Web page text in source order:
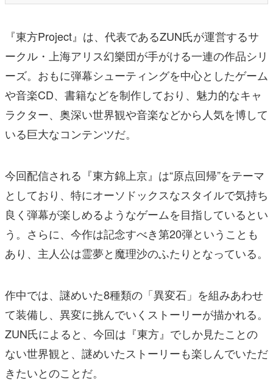
『東方Project』は、代表であるZUN氏が運営するサ
ークル・上海アリス幻樂団が手がける一連の作品シリ
ーズ。おもに弾幕シューティングを中心としたゲーム
や音楽CD、書籍などを制作しており、魅力的なキャ
ラクター、奥深い世界観や音楽などから人気を博して
いる巨大なコンテンツだ。
今回配信される『東方錦上京』は“原点回帰”をテーマ
としており、特にオーソドックスなスタイルで気持ち
良く弾幕が楽しめるようなゲームを目指しているとい
う。さらに、今作は記念すべき第20弾ということも
あり、主人公は霊夢と魔理沙のふたりとなっている。
作中では、謎めいた8種類の「異変石」を組みあわせ
て装備し、異変に挑んでいくストーリーが描かれる。
ZUN氏によると、今回は『東方』でしか見たことの
ない世界観と、謎めいたストーリーも楽しんでいただ
きたいとのことだ。